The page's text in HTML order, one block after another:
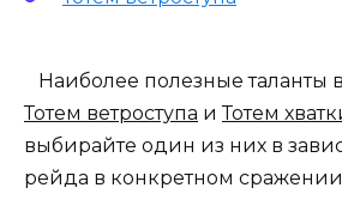
Наиболее полезные таланты
Тотем ветроступа иТотем
выбирайте один из них в
рейда в конкретном